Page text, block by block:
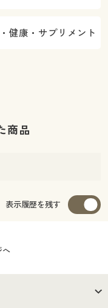
健康・サプリメント
商品
表示履歴を残す
へ